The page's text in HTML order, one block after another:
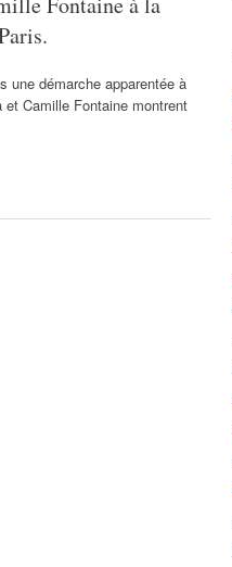
une démarche apparentée à
Camille Fontaine montrent